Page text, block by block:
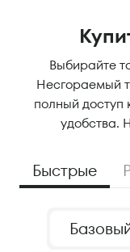
Выбирайте
Несгораемый
полный
удобства.
Быстрые